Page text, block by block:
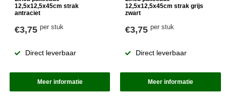
12,5x12,5x45cm strak
antraciet
€3,75 per stuk
Direct leverbaar
Meer informatie
12,5x12,5x45cm strak grijs
zwart
€3,75per stuk
Direct leverbaar
Meer informatie